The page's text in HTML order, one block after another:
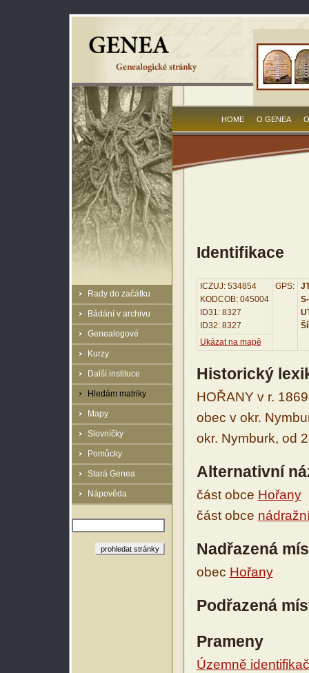
Rady do začátku
Bádání v archivu
Genealogové
Kurzy
Další instituce
Hledám matriky
Mapy
Slovníčky
Pomůcky
Stará Genea
Nápověda
HOME O GENEA
Identifikace
ICZUJ: 534854
KODCOB: 045004
ID31: 8327
ID32: 8327
GPS:
Ukázat na mapě
Historický
HOŘANY v r.
obec v okr.
okr. Nymburk, od
Alternativní
část obce Hořany
část obce
Nadřazená
obec Hořany
Podřazená
Prameny
Územně